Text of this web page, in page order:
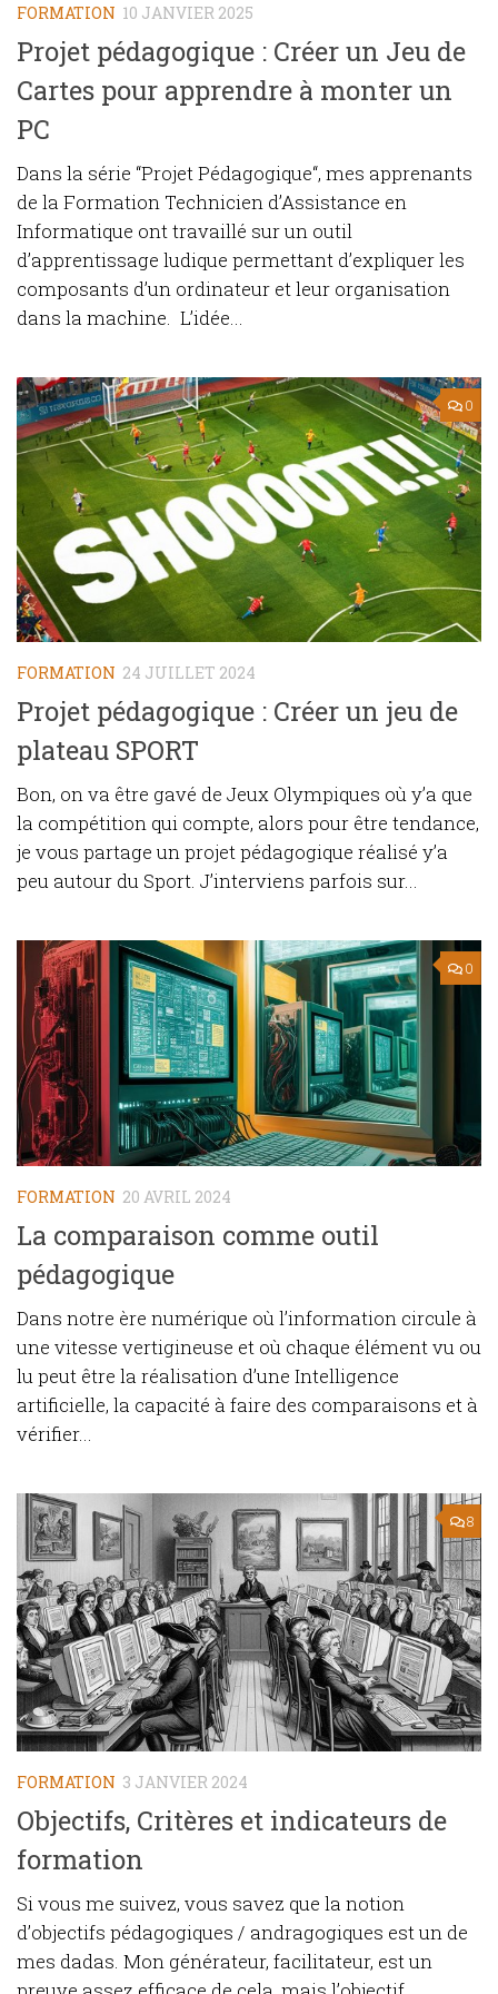
FORMATION 10 JANVIER 2025
Projet pédagogique : Créer un Jeu de
Cartes pour apprendre à monter un
PC
Dans la série “Projet Pédagogique“, mes apprenants
de la Formation Technicien d’Assistance en
Informatique ont travaillé sur un outil
d’apprentissage ludique permettant d’expliquer les
composants d’un ordinateur et leur organisation
dans la machine. L’idée...
0
FORMATION 24 JUILLET 2024
Projet pédagogique : Créer un jeu de
plateau SPORT
Bon, on va être gavé de Jeux Olympiques où y’a que
la compétition qui compte, alors pour être tendance,
je vous partage un projet pédagogique réalisé y’a
peu autour du Sport. J’interviens parfois sur...
0
FORMATION 20 AVRIL 2024
La comparaison comme outil
pédagogique
Dans notre ère numérique où l’information circule à
une vitesse vertigineuse et où chaque élément vu ou
lu peut être la réalisation d’une Intelligence
artificielle, la capacité à faire des comparaisons et à
vérifier...
8
FORMATION 3 JANVIER 2024
Objectifs, Critères et indicateurs de
formation
Si vous me suivez, vous savez que la notion
d’objectifs pédagogiques / andragogiques est un de
mes dadas. Mon générateur, facilitateur, est un